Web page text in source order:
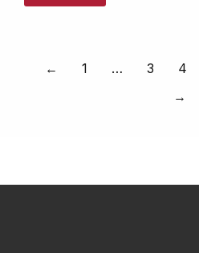
← 1 … 3 4
→